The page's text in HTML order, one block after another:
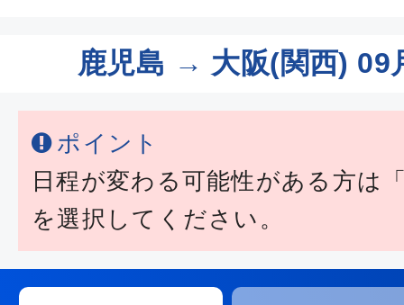
鹿児島 → 大阪(関西) 09
ポイント
日程が変わる可能性がある方は
を選択してください。